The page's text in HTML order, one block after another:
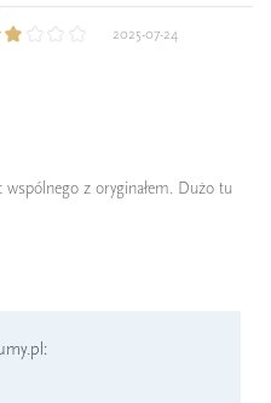
2025-07-24
wspólnego z oryginałem. Dużo tu